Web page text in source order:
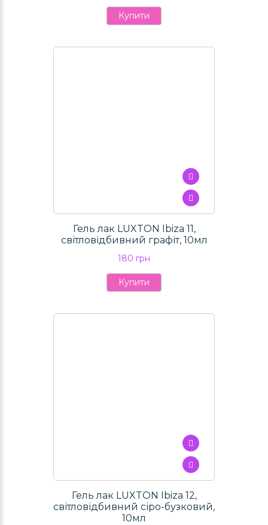
Купити
Гель лак LUXTON Ibiza 11,
світловідбивний графіт, 10мл
180 грн
Купити
Гель лак LUXTON Ibiza 12,
світловідбивний сіро-бузковий,
10мл